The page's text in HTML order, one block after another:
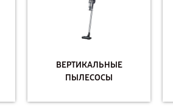
ВЕРТИКАЛЬНЫЕ
ПЫЛЕСОСЫ